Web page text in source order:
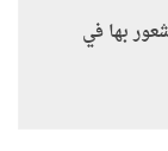
بها في